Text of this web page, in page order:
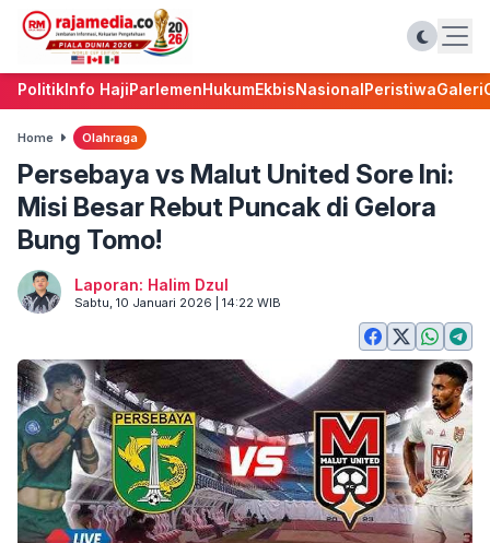
PolitikInfo HajiParlemenHukumEkbisNasionalPeristiwaGaleri
Home Olahraga
Persebaya vs Malut United Sore Ini:
Misi Besar Rebut Puncak di Gelora
Bung Tomo!
Laporan: Halim Dzul
Sabtu, 10 Januari 2026 | 14:22 WIB